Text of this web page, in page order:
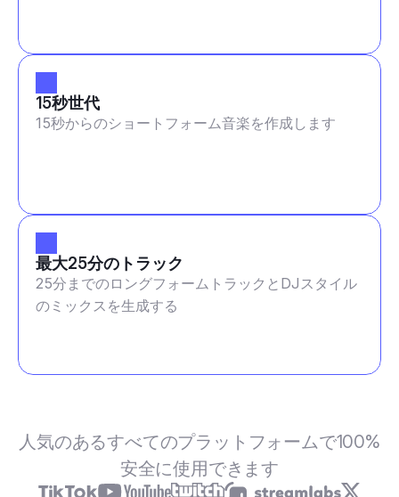
15秒世代
15秒からのショートフォーム音楽を作成します
最大25分のトラック
25分までのロングフォームトラックとDJスタイル
のミックスを生成する
人気のあるすべてのプラットフォームで100%
安全に使用できます